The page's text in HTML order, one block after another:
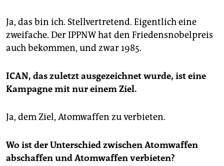
Ja, das bin ich. Stellvertretend. Eigentlich eine
zweifache. Der IPPNW hat den Friedensnobelpreis
auch bekommen, und zwar 1985.
ICAN, das zuletzt ausgezeichnet wurde, ist eine
Kampagne mit nur einem Ziel.
Ja, dem Ziel, Atomwaffen zu verbieten.
Wo ist der Unterschied zwischen Atomwaffen
abschaffen und Atomwaffen verbieten?